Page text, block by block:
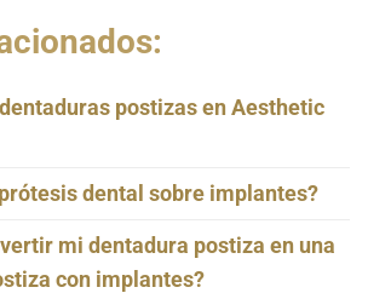
postizas en Aesthetic
dental sobre implantes?
mi dentadura postiza en una
con implantes?